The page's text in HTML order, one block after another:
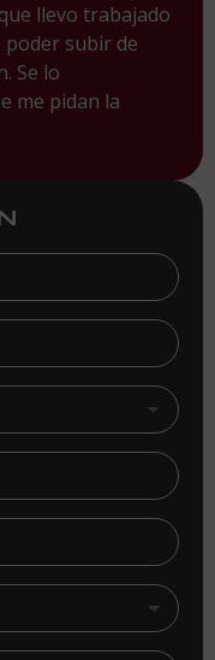
llevo trabajado
poder subir de
Se lo
me pidan la